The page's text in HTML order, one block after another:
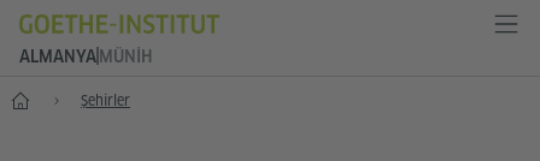
ALMANYA MÜNIH
-- Şehirler